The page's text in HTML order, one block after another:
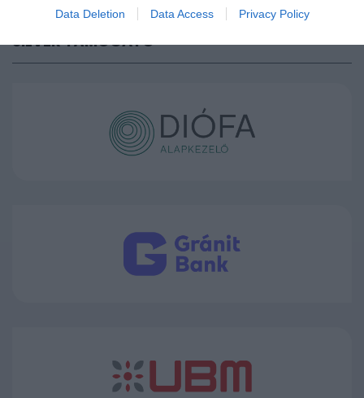
Data Deletion Data Access Privacy Policy
SILVER TÁMOGATÓ